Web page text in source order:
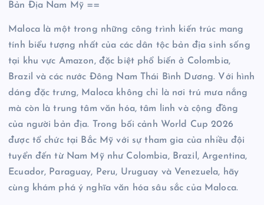
Bản Địa Nam Mỹ ==
Maloca là một trong những công trình kiến trúc mang
tính biểu tượng nhất của các dân tộc bản địa sinh sống
tại khu vực Amazon, đặc biệt phổ biến ở Colombia,
Brazil và các nước Đông Nam Thái Bình Dương. Với hình
dáng đặc trưng, Maloca không chỉ là nơi trú mưa nắng
mà còn là trung tâm văn hóa, tâm linh và cộng đồng
của người bản địa. Trong bối cảnh World Cup 2026
được tổ chức tại Bắc Mỹ với sự tham gia của nhiều đội
tuyển đến từ Nam Mỹ như Colombia, Brazil, Argentina,
Ecuador, Paraguay, Peru, Uruguay và Venezuela, hãy
cùng khám phá ý nghĩa văn hóa sâu sắc của Maloca.